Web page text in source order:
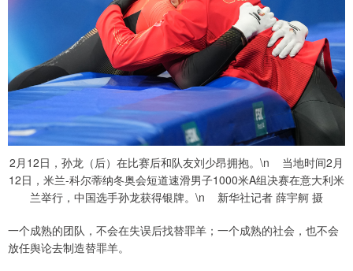
2月12日，孙龙（后）在比赛后和队友刘少昂拥抱。\n 当地时间2月
12日，米兰-科尔蒂纳冬奥会短道速滑男子1000米A组决赛在意大利米
兰举行，中国选手孙龙获得银牌。\n 新华社记者 薛宇舸 摄
一个成熟的团队，不会在失误后找替罪羊；一个成熟的社会，也不会
放任舆论去制造替罪羊。